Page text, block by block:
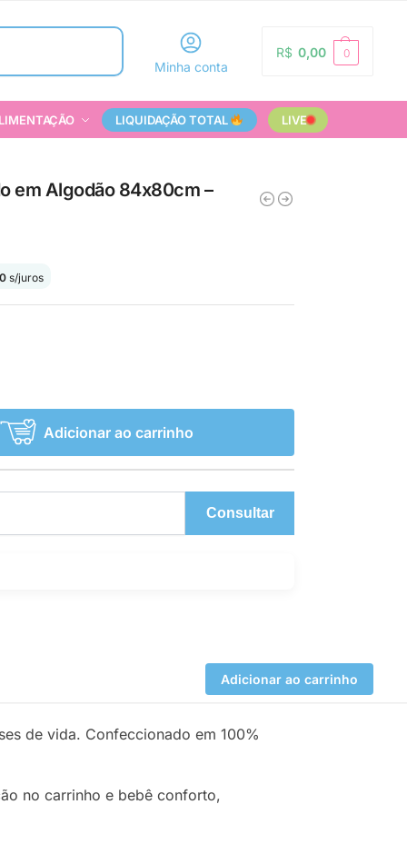
Pesquisar
Minha conta
R$ 0,00 0
LIQUIDAÇÃO TOTAL LIVE
em Algodão 84x80cm –
s/juros
Adicionar ao carrinho
Consultar
Adicionar ao carrinho
de vida. Confeccionado em 100%
no carrinho e bebê conforto,